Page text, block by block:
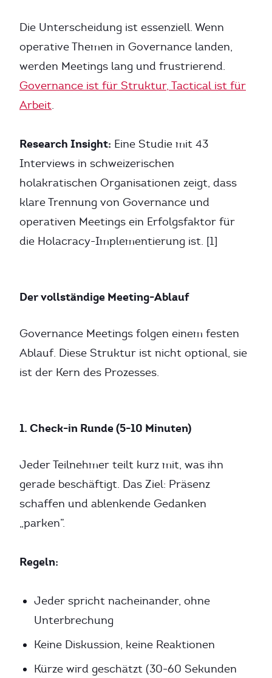
Die Unterscheidung ist essenziell. Wenn
operative Themen in Governance landen,
werden Meetings lang und frustrierend.
Governance ist für Struktur, Tactical ist für
Arbeit.
Research Insight: Eine Studie mit 43
Interviews in schweizerischen
holakratischen Organisationen zeigt, dass
klare Trennung von Governance und
operativen Meetings ein Erfolgsfaktor für
die Holacracy-Implementierung ist. [1]
Der vollständige Meeting-Ablauf
Governance Meetings folgen einem festen
Ablauf. Diese Struktur ist nicht optional, sie
ist der Kern des Prozesses.
1. Check-in Runde (5-10 Minuten)
Jeder Teilnehmer teilt kurz mit, was ihn
gerade beschäftigt. Das Ziel: Präsenz
schaffen und ablenkende Gedanken
„parken”.
Regeln:
Jeder spricht nacheinander, ohne
Unterbrechung
Keine Diskussion, keine Reaktionen
Kürze wird geschätzt (30-60 Sekunden